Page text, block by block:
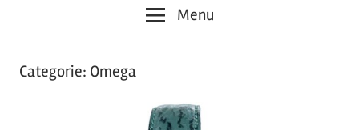
Menu
Categorie: Omega